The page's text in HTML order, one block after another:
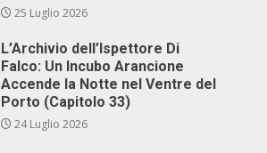
25 Luglio 2026
L’Archivio dell’Ispettore Di
Falco: Un Incubo Arancione
Accende la Notte nel Ventre del
Porto (Capitolo 33)
24 Luglio 2026